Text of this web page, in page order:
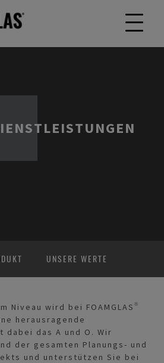
UNSERE WERTE
Niveau wird bei FOAMGLAS®
herausragende
dabei das A und O. Wir
der gesamten Planungs- und
und unterstützen Sie bei